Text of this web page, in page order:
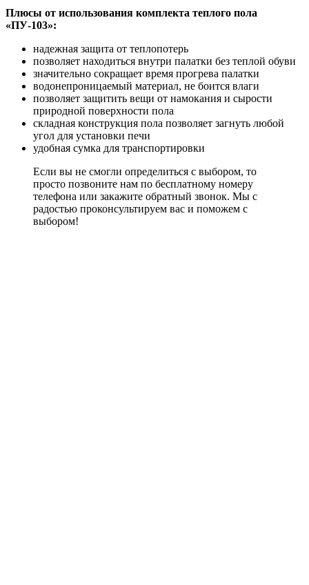
Плюсы от использования комплекта теплого пола
«ПУ-103»:
надежная защита от теплопотерь
позволяет находиться внутри палатки без теплой обуви
значительно сокращает время прогрева палатки
водонепроницаемый материал, не боится влаги
позволяет защитить вещи от намокания и сырости
природной поверхности пола
складная конструкция пола позволяет загнуть любой
угол для установки печи
удобная сумка для транспортировки
Если вы не смогли определиться с выбором, то
просто позвоните нам по бесплатному номеру
телефона или закажите обратный звонок. Мы с
радостью проконсультируем вас и поможем с
выбором!